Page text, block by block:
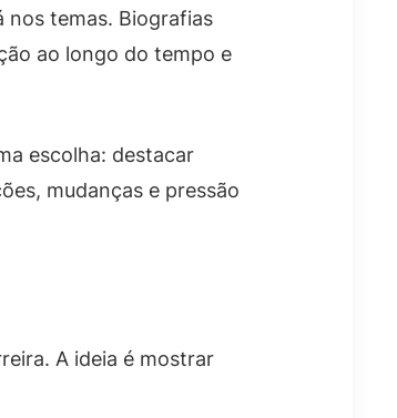
nos temas. Biografias
ao longo do tempo e
escolha: destacar
mudanças e pressão
A ideia é mostrar